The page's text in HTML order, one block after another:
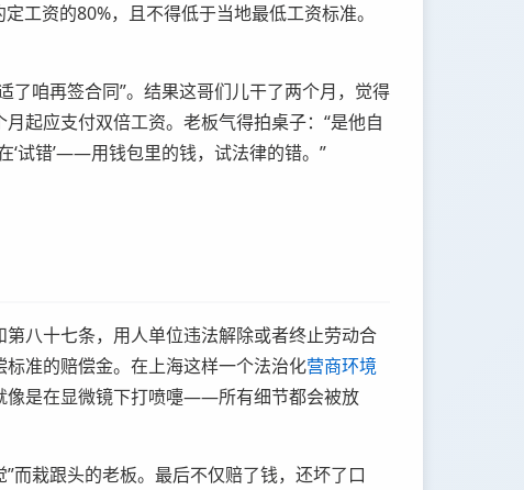
工资的80%，且不得低于当地最低工资标准。
咱再签合同”。结果这哥们儿干了两个月，觉得
起应支付双倍工资。老板气得拍桌子：“是他自
‘试错’——用钱包里的钱，试法律的错。”
八十七条，用人单位违法解除或者终止劳动合
准的赔偿金。在上海这样一个法治化营商环境
像是在显微镜下打喷嚏——所有细节都会被放
而栽跟头的老板。最后不仅赔了钱，还坏了口